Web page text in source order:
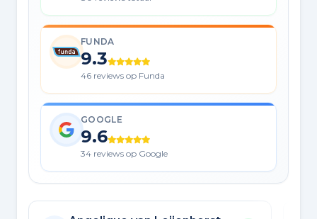
FUNDA
9.3
46 reviews op Funda
GOOGLE
9.6
34 reviews op Google